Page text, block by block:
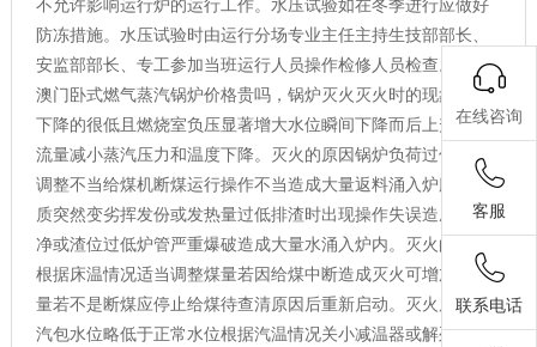
不允许影响运行炉的运行工作。水压试验如在冬季进行应做好
防冻措施。水压试验时由运行分场专业主任主持生技部部长、
安监部部长、专工参加当班运行人员操作检修人员检查。
澳门卧式燃气蒸汽锅炉价格贵吗，锅炉灭火灭火时的现象床温
下降的很低且燃烧室负压显著增大水位瞬间下降而后上升蒸汽
流量减小蒸汽压力和温度下降。灭火的原因锅炉负荷过低操作
调整不当给煤机断煤运行操作不当造成大量返料涌入炉膛。煤
质突然变劣挥发份或发热量过低排渣时出现操作失误造成渣放
净或渣位过低炉管严重爆破造成大量水涌入炉内。灭火的处理
根据床温情况适当调整煤量若因给煤中断造成灭火可增加给煤
量若不是断煤应停止给煤待查清原因后重新启动。灭火后保持
汽包水位略低于正常水位根据汽温情况关小减温器或解列开过
在线咨询
客服
联系电话